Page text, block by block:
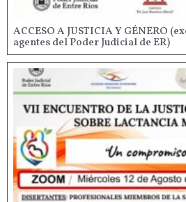
ACCESO A JUSTICIA Y GÉNERO
agentes del Poder Judicial de ER)